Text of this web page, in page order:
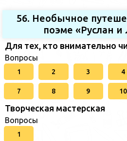
56. Необычное
поэме «Руслан
Для тех, кто внимательно
Вопросы
1 2 3 4
7 8 9 10
Творческая мастерская
Вопросы
1